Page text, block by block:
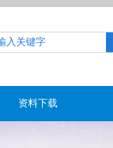
资料下载